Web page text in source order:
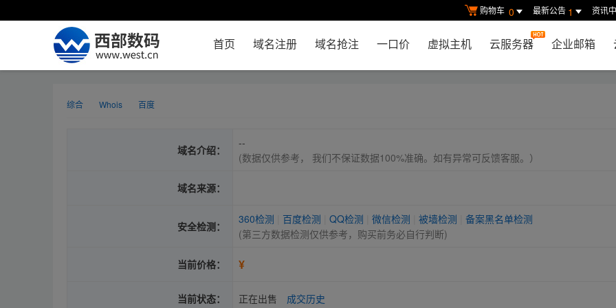
购物车 0 最新公告 1 资讯
首页 域名注册 域名抢注 一口价 虚拟主机 云服务器 企业邮箱
综合 Whois 百度
域名介绍：
--
(数据仅供参考， 我们不保证数据100%准确。如有异常可反馈客服。）
域名来源：
安全检测：
360检测 百度检测 QQ检测 微信检测 被墙检测
备案黑名单检测
(第三方数据检测仅供参考，购买前务必自行判断)
当前价格： ¥
当前状态： 正在出售 成交历史